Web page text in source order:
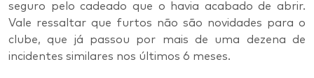
seguro pelo cadeado que o havia acabado de abrir.
Vale ressaltar que furtos não são novidades para o
clube, que já passou por mais de uma dezena de
incidentes similares nos últimos 6 meses.